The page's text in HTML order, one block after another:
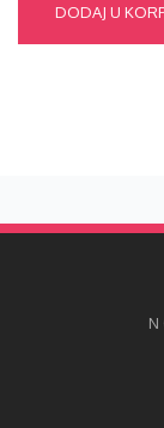
DODAJ U
N